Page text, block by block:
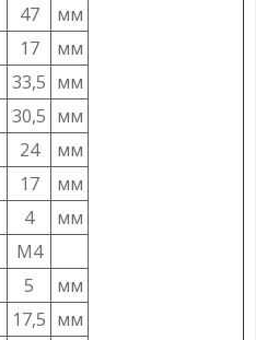
47
мм
17
мм
33,5 мм
30,5 мм
24
мм
17
мм
4
мм
M4
5
мм
17,5 мм